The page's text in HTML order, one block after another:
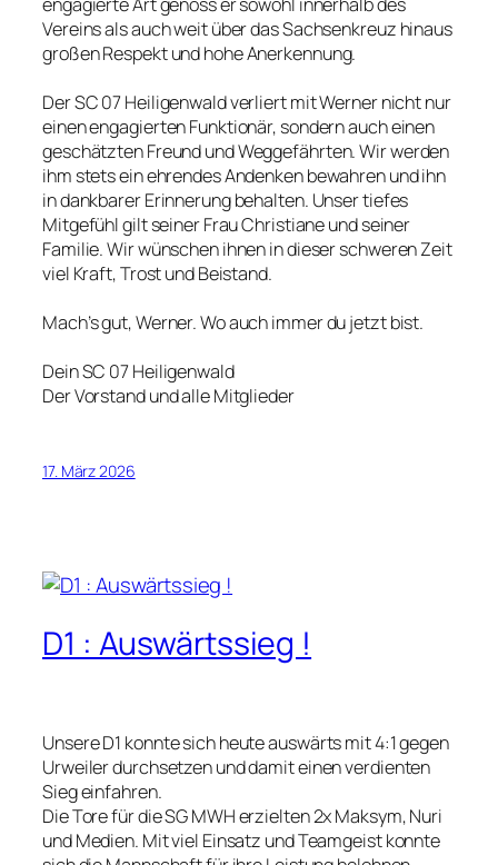
engagierte Art genoss er sowohl innerhalb des
Vereins als auch weit über das Sachsenkreuz hinaus
großen Respekt und hohe Anerkennung.
Der SC 07 Heiligenwald verliert mit Werner nicht nur
einen engagierten Funktionär, sondern auch einen
geschätzten Freund und Weggefährten. Wir werden
ihm stets ein ehrendes Andenken bewahren und ihn
in dankbarer Erinnerung behalten. Unser tiefes
Mitgefühl gilt seiner Frau Christiane und seiner
Familie. Wir wünschen ihnen in dieser schweren Zeit
viel Kraft, Trost und Beistand.
Mach’s gut, Werner. Wo auch immer du jetzt bist.
Dein SC 07 Heiligenwald
Der Vorstand und alle Mitglieder
17. März 2026
D1 : Auswärtssieg !
Unsere D1 konnte sich heute auswärts mit 4:1 gegen
Urweiler durchsetzen und damit einen verdienten
Sieg einfahren.
Die Tore für die SG MWH erzielten 2x Maksym, Nuri
und Medien. Mit viel Einsatz und Teamgeist konnte